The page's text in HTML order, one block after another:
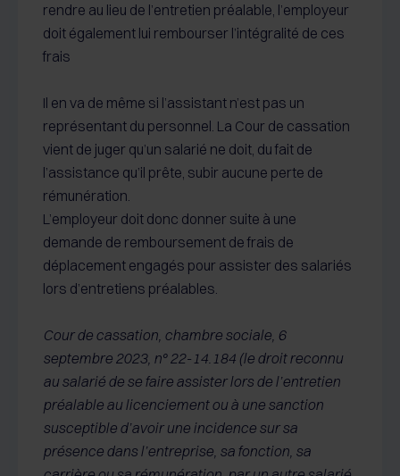
rendre au lieu de l’entretien préalable, l’employeur
doit également lui rembourser l’intégralité de ces
frais
Il en va de même si l’assistant n’est pas un
représentant du personnel. La Cour de cassation
vient de juger qu’un salarié ne doit, du fait de
l’assistance qu’il prête, subir aucune perte de
rémunération.
L’employeur doit donc donner suite à une
demande de remboursement de frais de
déplacement engagés pour assister des salariés
lors d’entretiens préalables.
Cour de cassation, chambre sociale, 6
septembre 2023, n° 22-14.184 (le droit reconnu
au salarié de se faire assister lors de l’entretien
préalable au licenciement ou à une sanction
susceptible d’avoir une incidence sur sa
présence dans l’entreprise, sa fonction, sa